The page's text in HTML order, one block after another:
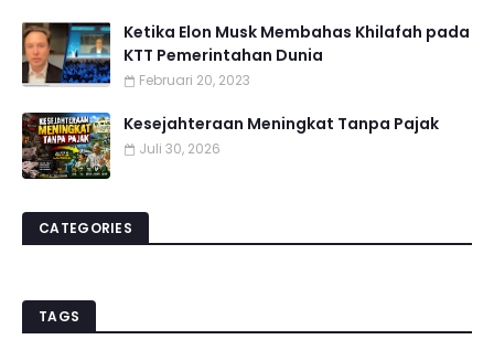
Ketika Elon Musk Membahas Khilafah pada
KTT Pemerintahan Dunia
Februari 20, 2023
Kesejahteraan Meningkat Tanpa Pajak
Juli 30, 2026
CATEGORIES
TAGS